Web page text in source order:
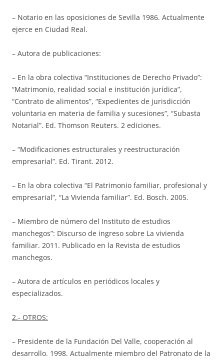
– Notario en las oposiciones de Sevilla 1986. Actualmente
ejerce en Ciudad Real.
– Autora de publicaciones:
– En la obra colectiva “Instituciones de Derecho Privado”:
“Matrimonio, realidad social e institución jurídica”,
“Contrato de alimentos”, “Expedientes de jurisdicción
voluntaria en materia de familia y sucesiones”, “Subasta
Notarial”. Ed. Thomson Reuters. 2 ediciones.
– “Modificaciones estructurales y reestructuración
empresarial”. Ed. Tirant. 2012.
– En la obra colectiva “El Patrimonio familiar, profesional y
empresarial”, “La Vivienda familiar”. Ed. Bosch. 2005.
– Miembro de número del Instituto de estudios
manchegos”: Discurso de ingreso sobre La vivienda
familiar. 2011. Publicado en la Revista de estudios
manchegos.
– Autora de artículos en periódicos locales y
especializados.
2.- OTROS:
– Presidente de la Fundación Del Valle, cooperación al
desarrollo. 1998. Actualmente miembro del Patronato de la